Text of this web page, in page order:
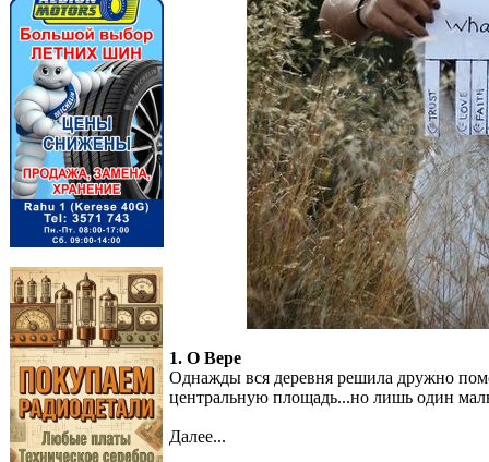
1. О Вере
Однажды вся деревня решила дружно
центральную площадь...но лишь один
Далее...